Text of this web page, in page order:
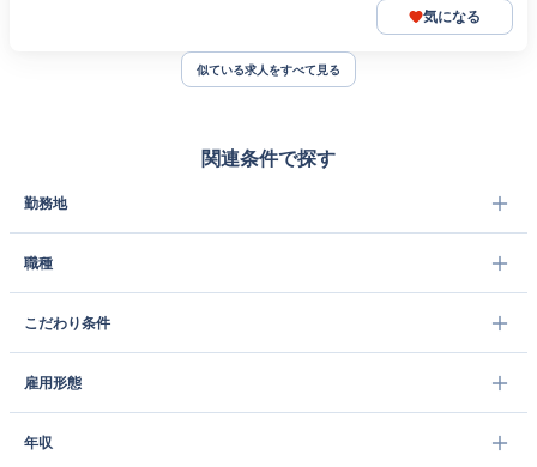
気になる
似ている求人をすべて見る
関連条件で探す
勤務地
職種
こだわり条件
雇用形態
年収